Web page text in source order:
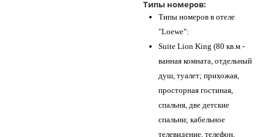
Типы номеров:
Типы номеров в отеле
"Loewe":
Suite Lion King (80 кв.м -
ванная комната, отдельный
душ, туалет; прихожая,
просторная гостиная,
спальня, две детские
спальни; кабельное
телевидение, телефон,